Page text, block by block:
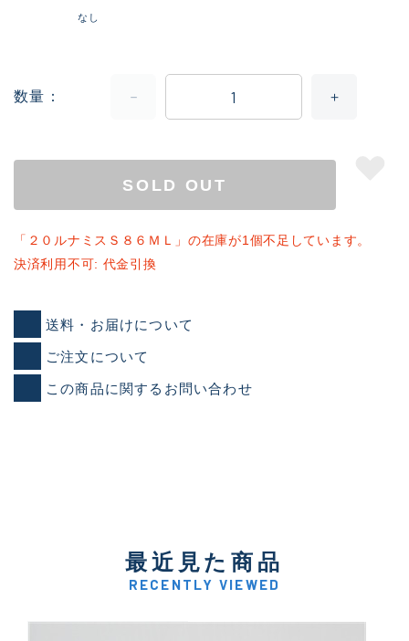
なし
数量
SOLD OUT
「２０ルナミスＳ８６ＭＬ」の在庫が1個不足しています。
決済利用不可: 代金引換
送料・お届けについて
ご注文について
この商品に関するお問い合わせ
最近見た商品
RECENTLY VIEWED